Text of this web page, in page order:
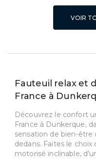
VOIR
Fauteuil relax et
France à
Découvrez le confort
France à Dunkerque,
sensation de bien-être
dedans. Faites le
motorisé inclinable,